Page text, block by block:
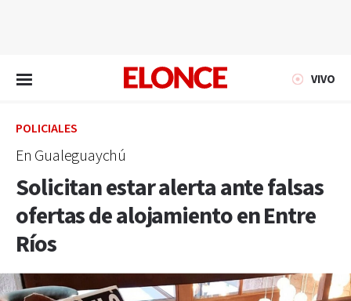
VIVO
POLICIALES
En Gualeguaychú
Solicitan estar alerta ante falsas
ofertas de alojamiento en Entre
Ríos